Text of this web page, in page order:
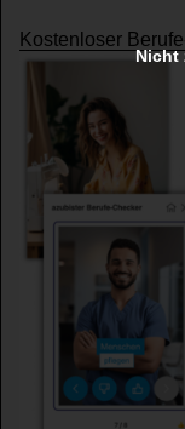
Nicht
Kostenloser